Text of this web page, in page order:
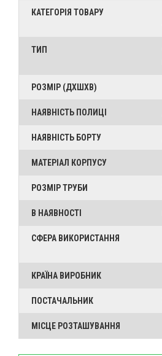
КАТЕГОРІЯ ТОВАРУ
ТИП
РОЗМІР (ДХШХВ)
НАЯВНІСТЬ ПОЛИЦІ
НАЯВНІСТЬ БОРТУ
МАТЕРІАЛ КОРПУСУ
РОЗМІР ТРУБИ
В НАЯВНОСТІ
СФЕРА ВИКОРИСТАННЯ
КРАЇНА ВИРОБНИК
ПОСТАЧАЛЬНИК
МІСЦЕ РОЗТАШУВАННЯ